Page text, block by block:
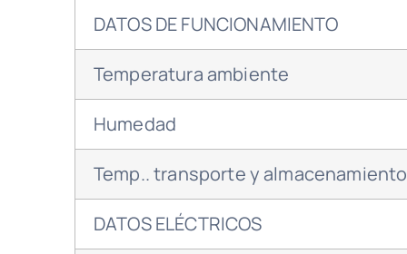
DATOS DE FUNCIONAMIENTO
Temperatura ambiente
Humedad
Temp.. transporte y almacenamiento
DATOS ELÉCTRICOS